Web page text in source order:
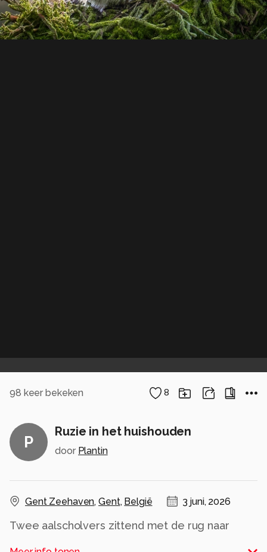
98 keer bekeken 8
P
Ruzie in het huishouden
door Plantin
Gent Zeehaven,Gent, België 3 juni, 2026
Twee aalscholvers zittend met de rug naar